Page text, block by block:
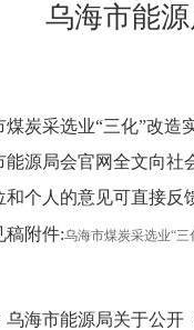
乌海市能
煤炭采选业“三化”改造
能源局会官网全文向社
和个人的意见可直接反
稿附件:乌海市煤炭采选业“三
乌海市能源局关于公开